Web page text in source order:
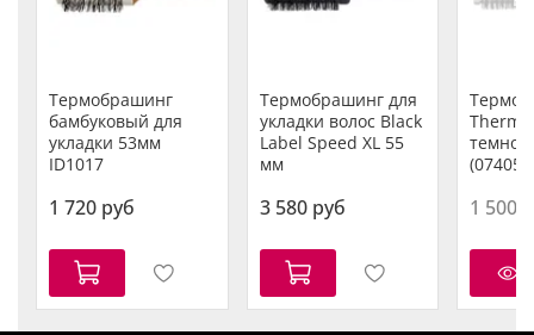
Термобрашинг
бамбуковый для
укладки 53мм
ID1017
1 720 руб
Термобрашинг для
укладки волос Black
Label Speed XL 55
мм
3 580 руб
(07405)
1 500